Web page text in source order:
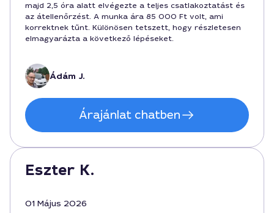
majd 2,5 óra alatt elvégezte a teljes csatlakoztatást és
az átellenőrzést. A munka ára 85 000 Ft volt, ami
korrektnek tűnt. Különösen tetszett, hogy részletesen
elmagyarázta a következő lépéseket.
Ádám J.
Árajánlat chatben
Eszter K.
01 Május 2026